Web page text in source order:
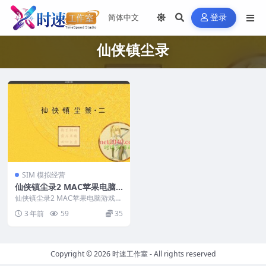
登录
仙侠镇尘录
SIM 模拟经营
仙侠镇尘录2 MAC苹果电脑
游戏中文版 支持12 13 14
仙侠镇尘录2 MAC苹果电脑游戏中
3 年前 59 35
Copyright © 2026时速工作室- All rights reserved